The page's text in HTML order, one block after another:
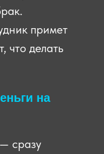
на
сразу
примет
что делать